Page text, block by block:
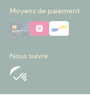
Moyens de paiement
Nous suivre